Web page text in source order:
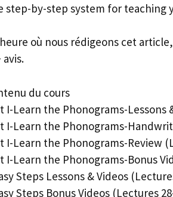
step-by-step system for teaching
où nous rédigeons cet
avis.
du cours
I-Learn the Phonograms-Lessons
I-Learn the Phonograms-
I-Learn the Phonograms-Review
I-Learn the Phonograms-Bonus
Steps Lessons & Videos
Steps Bonus Videos (Lectures